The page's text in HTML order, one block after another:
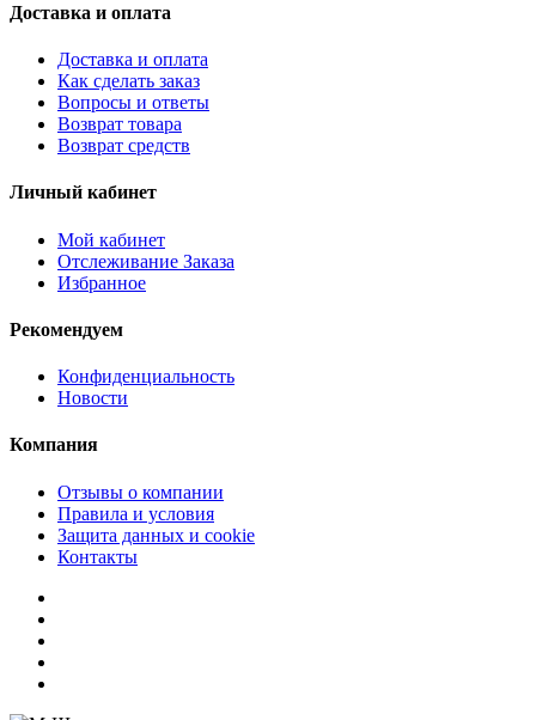
Доставка и оплата
Доставка и оплата
Как сделать заказ
Вопросы и ответы
Возврат товара
Возврат средств
Личный кабинет
Мой кабинет
Отслеживание Заказа
Избранное
Рекомендуем
Конфиденциальность
Новости
Компания
Отзывы о компании
Правила и условия
Защита данных и cookie
Контакты